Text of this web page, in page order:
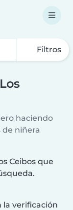
Filtros
haciendo
niñera
Ceibos que
la verificación